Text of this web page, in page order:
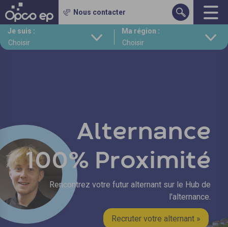
Gestion des cookies
Aller
contenu
Je suis : Ma région :
Nous contacter
Alternance
100% Proximité
Rencontrez votre futur alternant sur le Hub de
l'alternance.
Recruter votre alternant »